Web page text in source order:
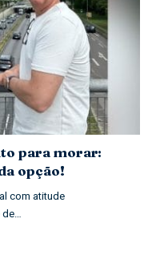
para morar:
opção!
com atitude
de…